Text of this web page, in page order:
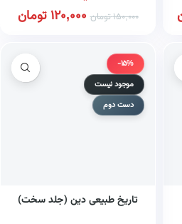
150,000تومان 120,000تومان
-15%
موجود نیست
دست دوم
تاریخ طبیعی دین (جلد سخت)